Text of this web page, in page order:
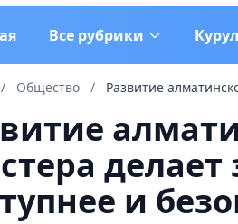
Все рубрики
/ Общество / Развитие
и